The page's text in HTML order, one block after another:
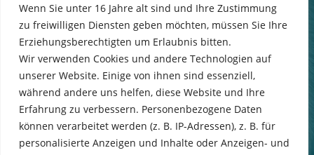
Wenn Sie unter 16 Jahre alt sind und Ihre Zustimmung
zu freiwilligen Diensten geben möchten, müssen Sie Ihre
Erziehungsberechtigten um Erlaubnis bitten.
Wir verwenden Cookies und andere Technologien auf
unserer Website. Einige von ihnen sind essenziell,
während andere uns helfen, diese Website und Ihre
Erfahrung zu verbessern. Personenbezogene Daten
können verarbeitet werden (z. B. IP-Adressen), z. B. für
personalisierte Anzeigen und Inhalte oder Anzeigen- und
Anfrage senden